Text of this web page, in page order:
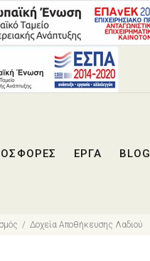
ΕΡΓΑ BLOG
Δοχεία Αποθήκευσης Λαδιού